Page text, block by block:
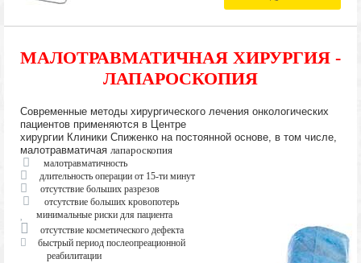
МАЛОТРАВМАТИЧНАЯ ХИРУРГИЯ -
ЛАПАРОСКОПИЯ
Современные методы хирургического лечения онкологических
пациентов применяются в Центре
хирургии Клиники Спиженко на постоянной основе, в том числе,
малотравматичая лапароскопия
малотравматичность
длительность операции от 15-ти минут
отсутствие больших разрезов
отсутствие больших кровопотерь
минимальные риски для пациента
отсутствие косметического дефекта
быстрый период послеопреационной
реабилитации